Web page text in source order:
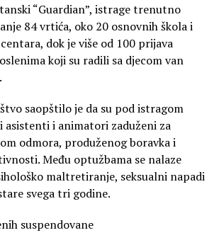
“Guardian”, istrage trenutno
84 vrtića, oko 20 osnovnih škola i
dok je više od 100 prijava
koji su radili sa djecom van
saopštilo je da su pod istragom
asistenti i animatori zaduženi za
odmora, produženog boravka i
Među optužbama se nalaze
maltretiranje, seksualni napadi
svega tri godine.
suspendovane